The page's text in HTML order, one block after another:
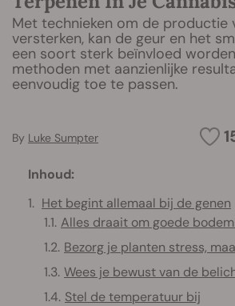
Met technieken om de productie
versterken, kan de geur en het
een soort sterk beïnvloed
methoden met aanzienlijke
eenvoudig toe te passen.
By Luke Sumpter
Inhoud:
Het begint allemaal bij de genen
Alles draait om goede
Bezorg je planten stress,
Wees je bewust van de
Stel de temperatuur bij